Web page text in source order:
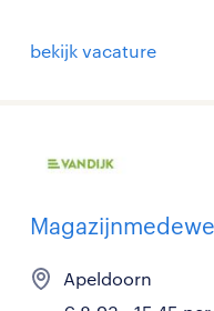
bekijk vacature
Apeldoorn